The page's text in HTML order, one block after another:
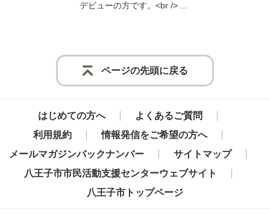
デビューの方です。<br /> ...
ページの先頭に戻る
はじめての方へ
よくあるご質問
利用規約
情報発信をご希望の方へ
メールマガジンバックナンバー
サイトマップ
八王子市市民活動支援センターウェブサイト
八王子市トップページ